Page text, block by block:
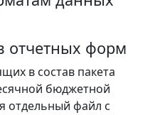
отчетных форм
в состав пакета
бюджетной
отдельный файл с